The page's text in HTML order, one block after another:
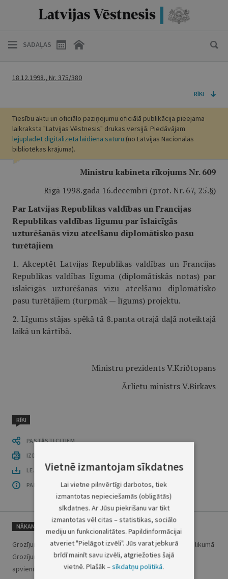
SADAĻAS
18.12.1998., Nr. 375/380
RĪKI
Tiesību aktu un oficiālo paziņojumu oficiālā publikācija pieejama
laikraksta "Latvijas Vēstnesis" drukas versijā. Piedāvājam
lejuplādēt digitalizētā laidiena saturu (no Latvijas Nacionālās
bibliotēkas krājuma).
Ministru kabineta rīkojums Nr. 609
Rīgā 1998.gada 16.decembrī (prot. Nr. 67, 25.§)
Par Latvijas Republikas valdības un Francijas
Republikas valdības līgumu par īslaicīgās
uzturēšanās vīzu atcelšanu diplomātisko pasu
turētājiem
1. Akceptēt Latvijas Republikas valdības un Francijas
Republikas valdības līguma (diplomātiskās notas) par
īslaicīgās uzturēšanās vīzu atcelšanu diplomātisko
pasu turētājiem (turpmāk — līgums) projektu.
2. Līgums stājas spēkā tā 8.panta otrajā daļā noteiktajā
laikā un kārtībā.
Ministru prezidents V.Kriðtopans
Ārlietu ministrs V.Birkavs
RĪKI
PASTĀSTI CITIEM
IZDRUKĀT PUBLIKĀCIJU
LEJUPLĀDĒT LAIDIENU (PDF)
PAR OFICIĀLO IZDEVUMU
NĀKAMAIS
Grozījumi likumā "Par zemes dzīlēm" Grozījumi Repatriācijas likumā
Grozījumi likumā "Par sabiedriskajām organizācijām un to
apvienībām"
Vietnē izmantojam sīkdatnes
Lai vietne pilnvērtīgi darbotos, tiek
izmantotas nepieciešamās (obligātās)
sīkdatnes. Ar Jūsu piekrišanu var tikt
izmantotas vēl citas – statistikas, sociālo
mediju un funkcionalitātes. Papildinformācijai
atveriet "Pielāgot izvēli". Jūs varat jebkurā
brīdī mainīt savu izvēli, atgriežoties šajā
vietnē. Plašāk –sīkdatņu politikā.